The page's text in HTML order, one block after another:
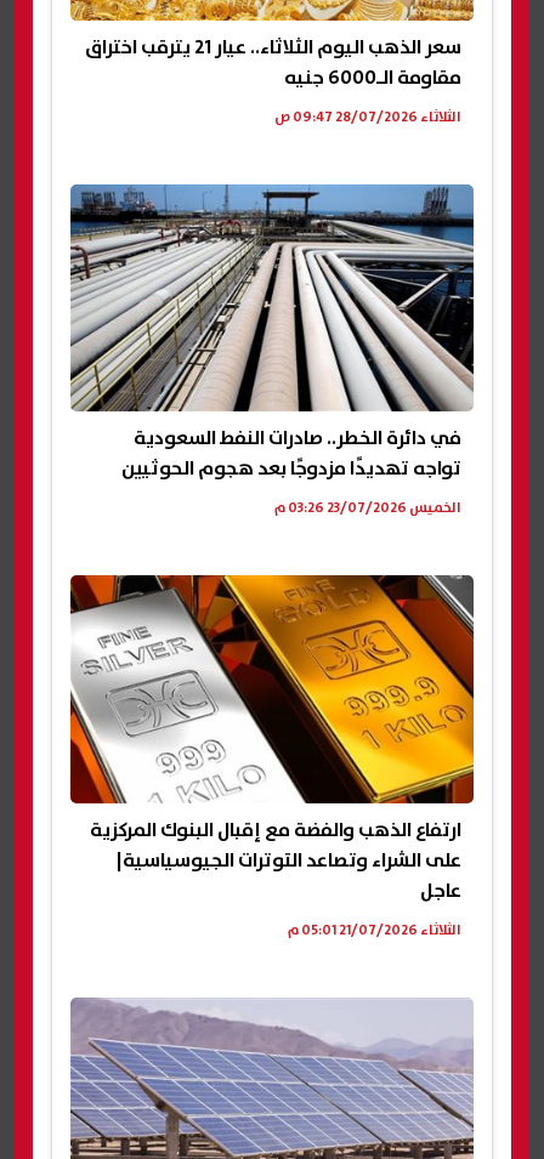
سعر الذهب اليوم الثلاثاء.. عيار 21 يترقب اختراق
مقاومة الـ6000 جنيه
الثلاثاء 28/07/2026 09:47 ص
في دائرة الخطر.. صادرات النفط السعودية
تواجه تهديدًا مزدوجًا بعد هجوم الحوثيين
الخميس 23/07/2026 03:26 م
ارتفاع الذهب والفضة مع إقبال البنوك المركزية
على الشراء وتصاعد التوترات الجيوسياسية|
عاجل
الثلاثاء 21/07/2026 05:01 م